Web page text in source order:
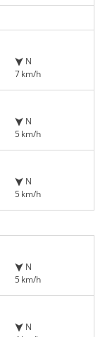
N
7 km/h
N
5 km/h
N
5 km/h
N
5 km/h
N